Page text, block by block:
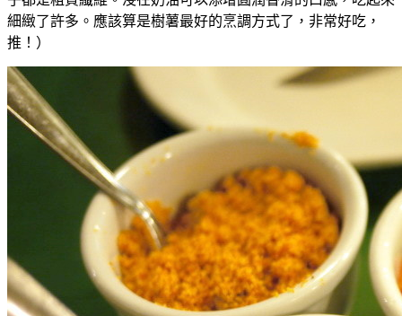
細緻了許多。應該算是樹薯最好的烹調方式了，非常好吃，
推！）